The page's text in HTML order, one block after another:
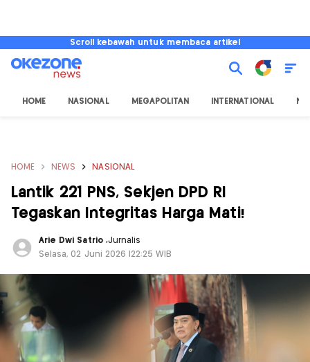
Scroll kebawah untuk membaca artikel
HOME NASIONAL MEGAPOLITAN INTERNATIONAL
HOME NEWS NASIONAL
Lantik 221 PNS, Sekjen DPD RI
Tegaskan Integritas Harga Mati!
Arie Dwi Satrio ,Jurnalis
Selasa, 02 Juni 2026 |22:25 WIB